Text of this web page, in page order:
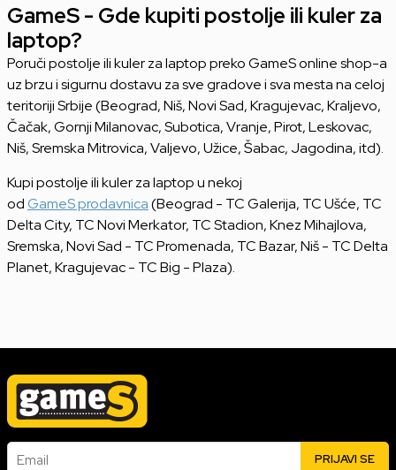
GameS - Gde kupiti postolje ili kuler za
laptop?
Poruči postolje ili kuler za laptop preko GameS online shop-a
uz brzu i sigurnu dostavu za sve gradove i sva mesta na celoj
teritoriji Srbije (Beograd, Niš, Novi Sad, Kragujevac, Kraljevo,
Čačak, Gornji Milanovac, Subotica, Vranje, Pirot, Leskovac,
Niš, Sremska Mitrovica, Valjevo, Užice, Šabac, Jagodina, itd).
Kupi postolje ili kuler za laptop u nekoj
odGameS prodavnica(Beograd - TC Galerija, TC Ušće, TC
Delta City, TC Novi Merkator, TC Stadion, Knez Mihajlova,
Sremska, Novi Sad - TC Promenada, TC Bazar, Niš - TC Delta
Planet, Kragujevac - TC Big - Plaza).
Email PRIJAVI SE